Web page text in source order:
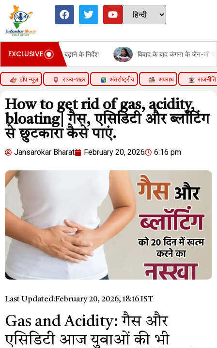
EXCLUSIVE
बढ़ाने के निर्देश विवाद के बाद कंगना के जेन-जी पर बदले बोल:कहा- ये
टॉप न्यूज़ राज्य-शहर अंतर्राष्ट्रीय अपराध राजनीति
How to get rid of gas, acidity,
bloating| गैस, एसिडिटी और ब्लॉटिंग
से छुटकारा कैसे पाएं.
Jansarokar Bharat February 20, 2026 6:16 pm
Last Updated:February 20, 2026, 18:16 IST
Gas and Acidity: गैस और
एसिडिटी आज युवाओं की भी